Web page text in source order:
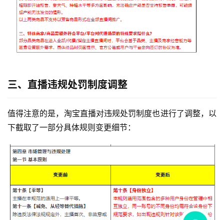
三、直播违规处罚制度调整
值得注意的是，淘宝直播对违规处罚制度也进行了调整，以
下截取了一部分具体规则变更细节：